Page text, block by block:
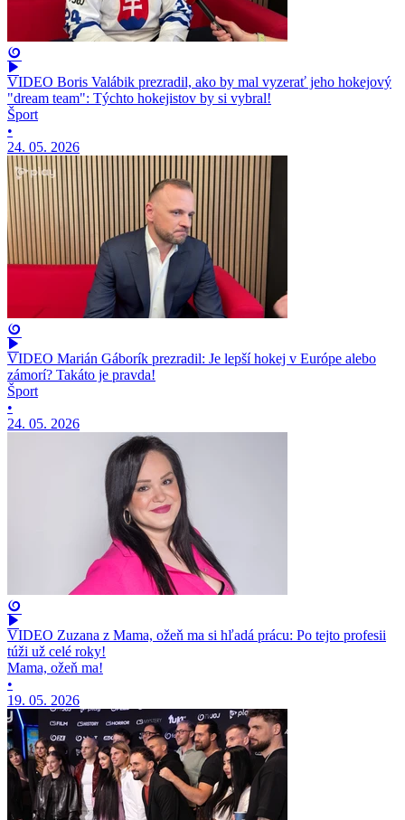
VIDEO Boris Valábik prezradil, ako by mal vyzerať jeho hokejový
"dream team": Týchto hokejistov by si vybral!
Šport
•
24. 05. 2026
VIDEO Marián Gáborík prezradil: Je lepší hokej v Európe alebo
zámorí? Takáto je pravda!
Šport
•
24. 05. 2026
VIDEO Zuzana z Mama, ožeň ma si hľadá prácu: Po tejto profesii
túži už celé roky!
Mama, ožeň ma!
•
19. 05. 2026